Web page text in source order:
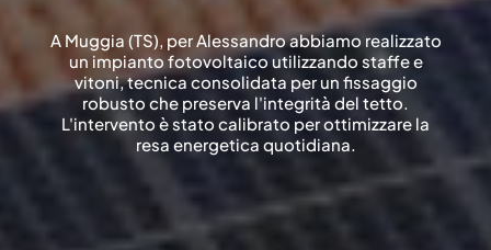
A Muggia (TS), per Alessandro abbiamo realizzato
un impianto fotovoltaico utilizzando staffe e
vitoni, tecnica consolidata per un fissaggio
robusto che preserva l'integrità del tetto.
L'intervento è stato calibrato per ottimizzare la
resa energetica quotidiana.